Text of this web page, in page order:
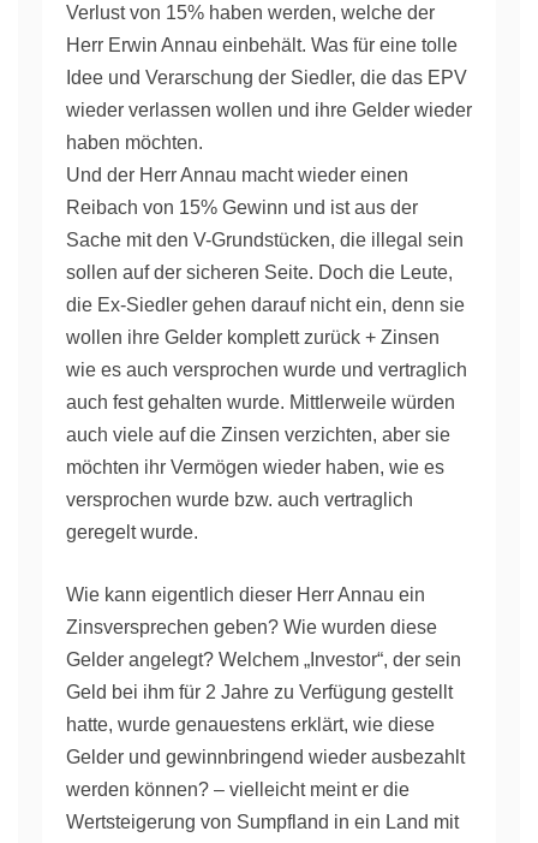
Verlust von 15% haben werden, welche der
Herr Erwin Annau einbehält. Was für eine tolle
Idee und Verarschung der Siedler, die das EPV
wieder verlassen wollen und ihre Gelder wieder
haben möchten.
Und der Herr Annau macht wieder einen
Reibach von 15% Gewinn und ist aus der
Sache mit den V-Grundstücken, die illegal sein
sollen auf der sicheren Seite. Doch die Leute,
die Ex-Siedler gehen darauf nicht ein, denn sie
wollen ihre Gelder komplett zurück + Zinsen
wie es auch versprochen wurde und vertraglich
auch fest gehalten wurde. Mittlerweile würden
auch viele auf die Zinsen verzichten, aber sie
möchten ihr Vermögen wieder haben, wie es
versprochen wurde bzw. auch vertraglich
geregelt wurde.
Wie kann eigentlich dieser Herr Annau ein
Zinsversprechen geben? Wie wurden diese
Gelder angelegt? Welchem „Investor“, der sein
Geld bei ihm für 2 Jahre zu Verfügung gestellt
hatte, wurde genauestens erklärt, wie diese
Gelder und gewinnbringend wieder ausbezahlt
werden können? – vielleicht meint er die
Wertsteigerung von Sumpfland in ein Land mit